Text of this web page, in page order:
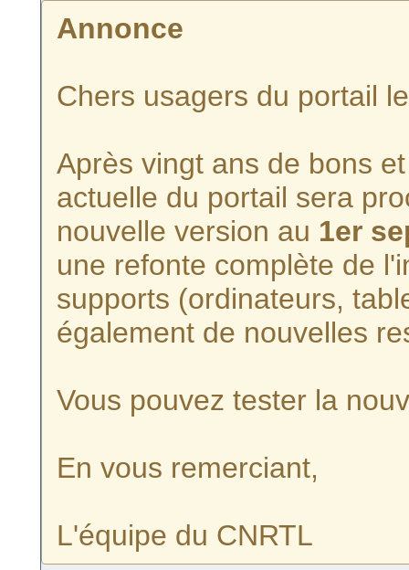
Annonce
Chers usagers du portail
Après vingt ans de bons
actuelle du portail sera
nouvelle version au 1er
une refonte complète de
supports (ordinateurs,
également de nouvelles
Vous pouvez tester la
En vous remerciant,
L'équipe du CNRTL